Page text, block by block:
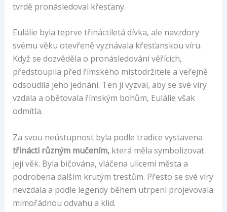
tvrdě pronásledoval křesťany.
Eulálie byla teprve třináctiletá dívka, ale navzdory
svému věku otevřeně vyznávala křesťanskou víru.
Když se dozvěděla o pronásledování věřících,
předstoupila před římského místodržitele a veřejně
odsoudila jeho jednání. Ten ji vyzval, aby se své víry
vzdala a obětovala římským bohům, Eulálie však
odmítla.
Za svou neústupnost byla podle tradice vystavena
třinácti různým mučením,která měla symbolizovat
její věk. Byla bičována, vláčena ulicemi města a
podrobena dalším krutým trestům. Přesto se své víry
nevzdala a podle legendy během utrpení projevovala
mimořádnou odvahu a klid.